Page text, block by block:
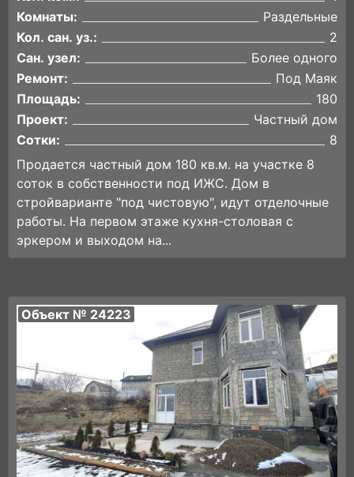
Комнаты:
Раздельные
Кол. сан. уз.:
2
Сан. узел:
Более одного
Ремонт:
Под Маяк
Площадь:
180
Проект:
Частный дом
Сотки:
8
Продается частный дом 180 кв.м. на участке 8
соток в собственности под ИЖС. Дом в
стройварианте "под чистовую", идут отделочные
работы. На первом этаже кухня-столовая с
эркером и выходом на...
Объект № 24223